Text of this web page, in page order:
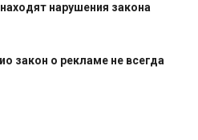
нарушения закона
закон о рекламе не всегда